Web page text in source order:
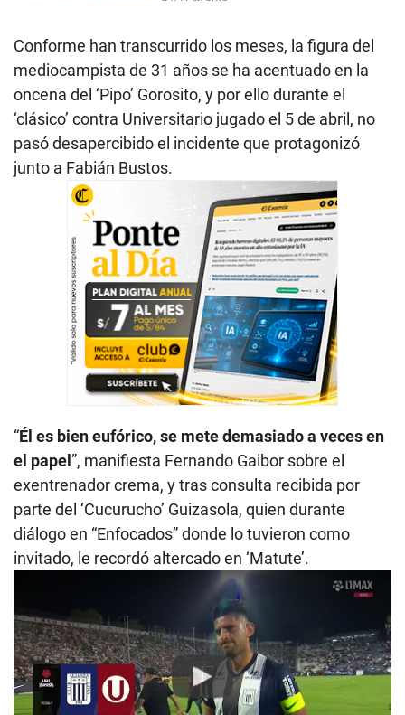
Conforme han transcurrido los meses, la figura del
mediocampista de 31 años se ha acentuado en la
oncena del ‘Pipo’ Gorosito, y por ello durante el
‘clásico’ contra Universitario jugado el 5 de abril, no
pasó desapercibido el incidente que protagonizó
junto a Fabián Bustos.
“Él es bien eufórico, se mete demasiado a veces en
el papel ”, manifiesta Fernando Gaibor sobre el
exentrenador crema, y tras consulta recibida por
parte del ‘Cucurucho’ Guizasola, quien durante
diálogo en “Enfocados” donde lo tuvieron como
invitado, le recordó altercado en ‘Matute’.
Play